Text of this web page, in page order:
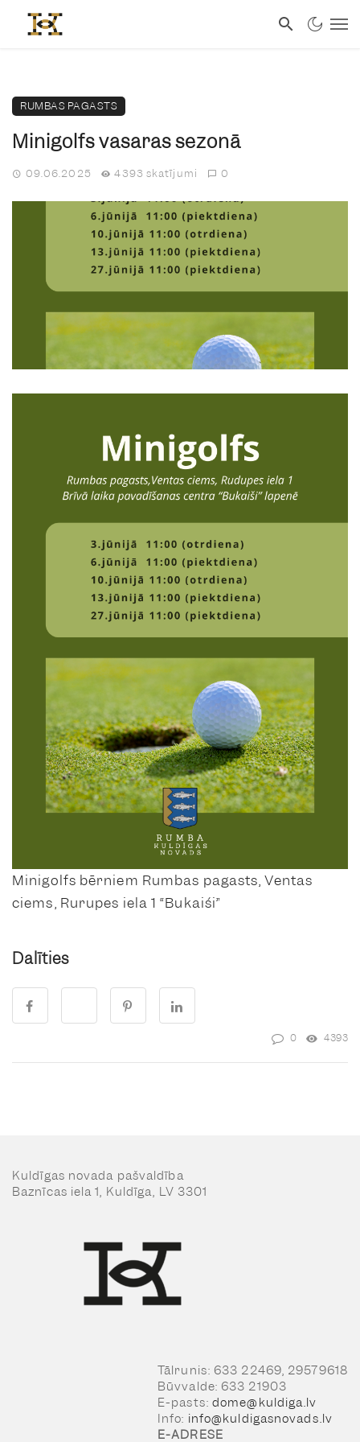
RUMBAS PAGASTS
Minigolfs vasaras sezonā
09.06.2025 4393 skatījumi 0
Minigolfs bērniem Rumbas pagasts, Ventas
ciems, Rurupes iela 1 “Bukaiši”
Dalīties
0 4393
Kuldīgas novada pašvaldība
Baznīcas iela 1, Kuldīga, LV 3301
Tālrunis: 633 22469, 29579618
Būvvalde: 633 21903
E-pasts: dome@kuldiga.lv
Info: info@kuldigasnovads.lv
E-ADRESE